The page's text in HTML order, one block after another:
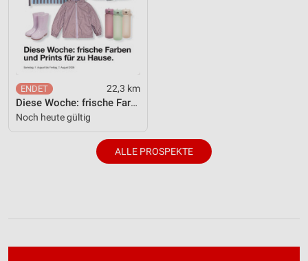
22,3 km
Diese Woche: frische Farben und Prints für zu Hause.
Noch heute gültig
ALLE PROSPEKTE